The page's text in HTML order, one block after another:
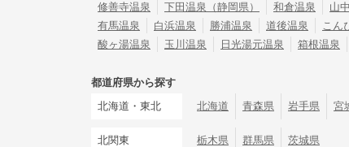
修善寺温泉
下田温泉（静岡県） 和倉温泉 山
有馬温泉
白浜温泉 勝浦温泉 道後温泉 こん
酸ヶ湯温泉
玉川温泉 日光湯元温泉 箱根温泉
都道府県から探す
北海道・東北
北海道 青森県 岩手県 宮
北関東 栃木県 群馬県 茨城県